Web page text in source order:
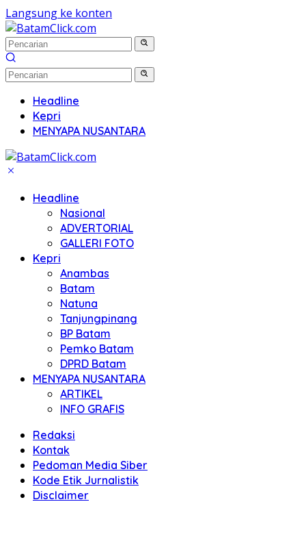
Langsung ke konten
Headline
Kepri
MENYAPA NUSANTARA
Headline
Nasional
ADVERTORIAL
GALLERI FOTO
Kepri
Anambas
Batam
Natuna
Tanjungpinang
BP Batam
Pemko Batam
DPRD Batam
MENYAPA NUSANTARA
ARTIKEL
INFO GRAFIS
Redaksi
Kontak
Pedoman Media Siber
Kode Etik Jurnalistik
Disclaimer